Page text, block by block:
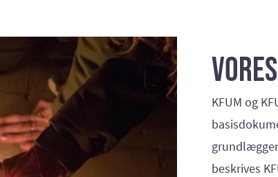
KFUM og
beskrives